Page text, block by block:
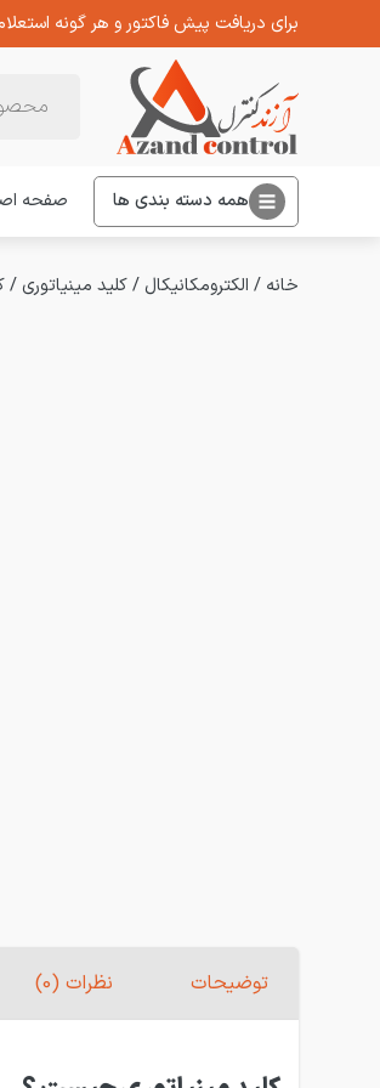
برای دریافت پیش فاکتور و هر گونه
همه دسته بندی ها صفحه
خانه / الکترومکانیکال /کلید مینیاتوری /
توضیحات نظرات (0)